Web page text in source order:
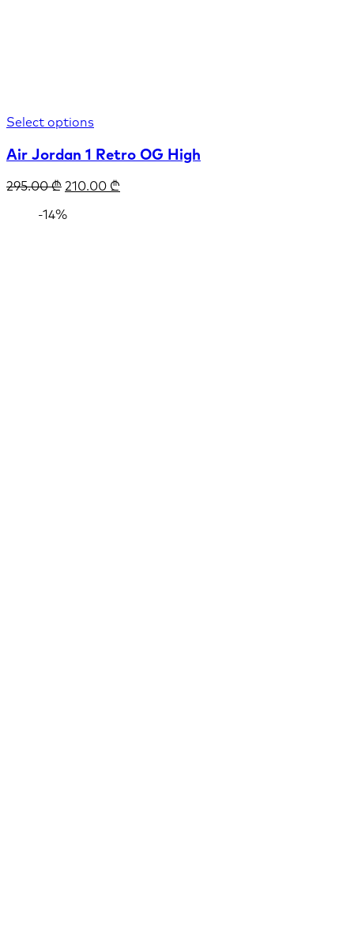
Select options
Air Jordan 1 Retro OG High
295.00₾ 210.00 ₾
-14%